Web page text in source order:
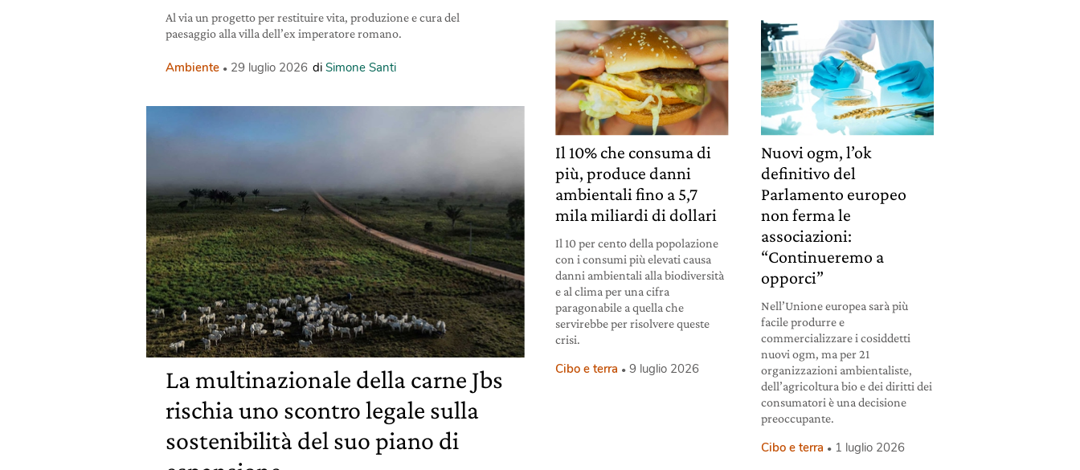
Al via un progetto per restituire vita, produzione e cura del
paesaggio alla villa dell’ex imperatore romano.
Ambiente 29 luglio 2026 di Simone Santi
La multinazionale della carne Jbs
rischia uno scontro legale sulla
sostenibilità del suo piano di
Il 10% che consuma di
più, produce danni
ambientali fino a 5,7
mila miliardi di dollari
Il 10 per cento della popolazione
con i consumi più elevati causa
danni ambientali alla biodiversità
e al clima per una cifra
paragonabile a quella che
servirebbe per risolvere queste
crisi.
Cibo e terra 9 luglio 2026
Nuovi ogm, l’ok
definitivo del
Parlamento europeo
non ferma le
associazioni:
“Continueremo a
opporci”
Nell’Unione europea sarà più
facile produrre e
commercializzare i cosiddetti
nuovi ogm, ma per 21
organizzazioni ambientaliste,
dell’agricoltura bio e dei diritti dei
consumatori è una decisione
preoccupante.
Cibo e terra 1 luglio 2026